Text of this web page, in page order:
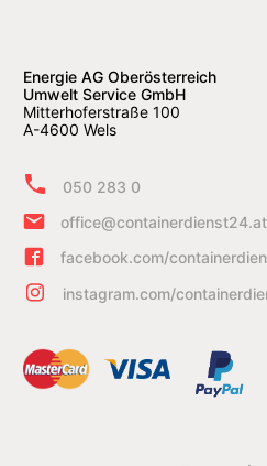
Energie AG Oberösterreich
Umwelt Service GmbH
Mitterhoferstraße 100
A-4600 Wels
050 283 0
office@containerdienst24.at
facebook.com/
instagram.com/